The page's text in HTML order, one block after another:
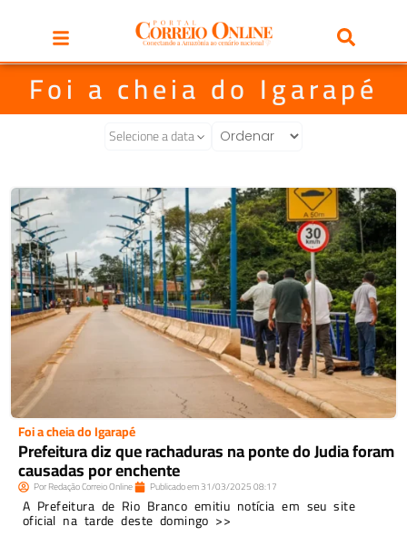
Foi a cheia do Igarapé
Selecione a data
Foi a cheia do Igarapé
Prefeitura diz que rachaduras na ponte do Judia foram
causadas por enchente
PorRedação Correio Online Publicado em31/03/202508:17
A Prefeitura de Rio Branco emitiu notícia em seu site
oficial na tarde deste domingo >>